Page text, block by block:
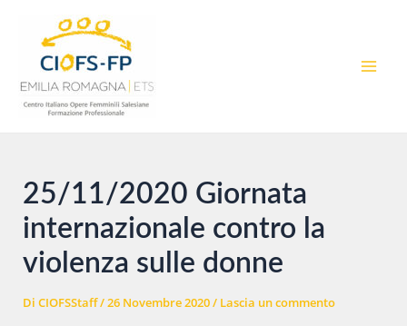
contenuto
25/11/2020 Giornata
internazionale contro la
violenza sulle donne
Di CIOFSStaff/26 Novembre 2020/ Lascia un commento